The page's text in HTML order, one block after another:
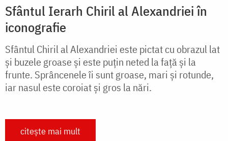
Sfântul Ierarh Chiril al Alexandriei în
iconografie
Sfântul Chiril al Alexandriei este pictat cu obrazul lat
și buzele groase și este puțin neted la față și la
frunte. Sprâncenele îi sunt groase, mari și rotunde,
iar nasul este coroiat și gros la nări.
citește mai mult